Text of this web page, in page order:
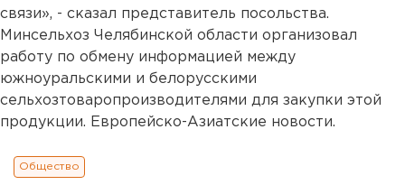
связи», - сказал представитель посольства.
Минсельхоз Челябинской области организовал
работу по обмену информацией между
южноуральскими и белорусскими
сельхозтоваропроизводителями для закупки этой
продукции. Европейско-Азиатские новости.
Общество